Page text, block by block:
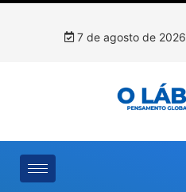
7 de agosto de 2026